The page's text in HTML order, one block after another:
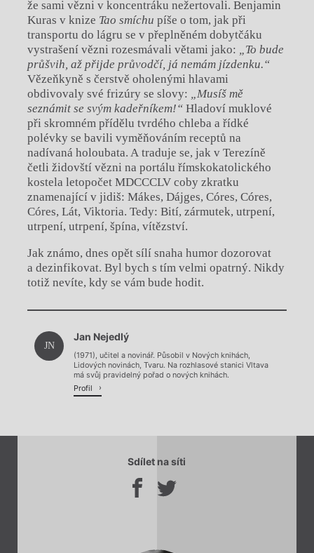
že sami vězni v koncentráku nežertovali. Benjamin
Kuras v knize Tao smíchu píše o tom, jak při
transportu do lágru se v přeplněném dobytčáku
vystrašení vězni rozesmávali větami jako:
„To bude
průšvih, až přijde průvodčí, já nemám jízdenku.“
Vězeňkyně s čerstvě oholenými hlavami
obdivovaly své frizúry se slovy:
„Musíš mě
seznámit se svým kadeřníkem!“Hladoví muklové
při skromném přídělu tvrdého chleba a řídké
polévky se bavili vyměňováním receptů na
nadívaná holoubata. A traduje se, jak v Terezíně
četli židovští vězni na portálu římskokatolického
kostela letopočet MDCCCLV coby zkratku
znamenající v jidiš: Mákes, Dájges, Córes, Córes,
Córes, Lát, Viktoria. Tedy: Bití, zármutek, utrpení,
utrpení, utrpení, špína, vítězství.
Jak známo, dnes opět sílí snaha humor dozorovat
a dezinfikovat. Byl bych s tím velmi opatrný. Nikdy
totiž nevíte, kdy se vám bude hodit.
Chviličku.
JN
Jan Nejedlý
(1971), učitel a novinář. Působil v Nových knihách,
Lidových novinách, Tvaru. Na rozhlasové stanici Vltava
má svůj pravidelný pořad o nových knihách.
Profil
Sdílet na síti